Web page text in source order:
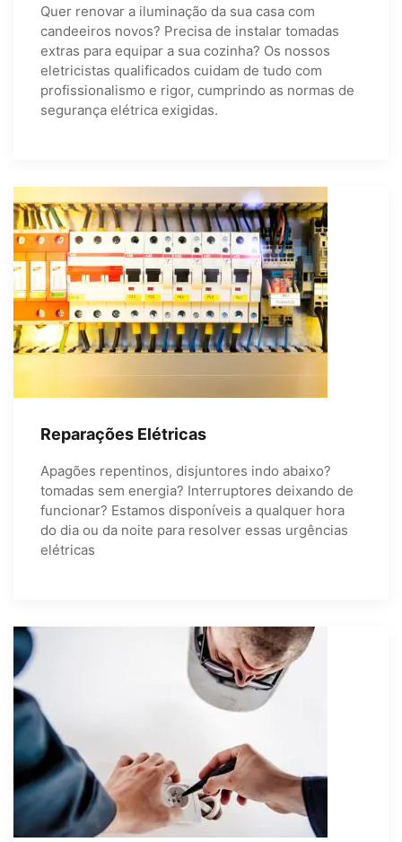
Quer renovar a iluminação da sua casa com
candeeiros novos? Precisa de instalar tomadas
extras para equipar a sua cozinha? Os nossos
eletricistas qualificados cuidam de tudo com
profissionalismo e rigor, cumprindo as normas de
segurança elétrica exigidas.
Reparações Elétricas
Apagões repentinos, disjuntores indo abaixo?
tomadas sem energia? Interruptores deixando de
funcionar? Estamos disponíveis a qualquer hora
do dia ou da noite para resolver essas urgências
elétricas